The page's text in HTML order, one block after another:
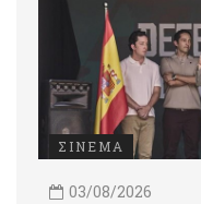
ΣΙΝΕΜΑ
03/08/2026